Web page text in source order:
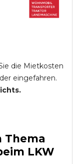
die Mietkosten
eingefahren.
Thema
LKW